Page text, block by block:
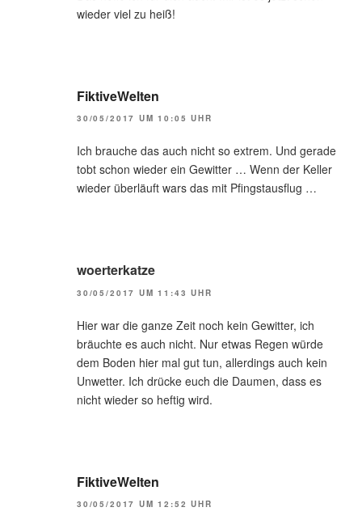
wieder viel zu heiß!
FiktiveWelten
30/05/2017 UM 10:05 UHR
Ich brauche das auch nicht so extrem. Und gerade
tobt schon wieder ein Gewitter … Wenn der Keller
wieder überläuft wars das mit Pfingstausflug …
woerterkatze
30/05/2017 UM 11:43 UHR
Hier war die ganze Zeit noch kein Gewitter, ich
bräuchte es auch nicht. Nur etwas Regen würde
dem Boden hier mal gut tun, allerdings auch kein
Unwetter. Ich drücke euch die Daumen, dass es
nicht wieder so heftig wird.
FiktiveWelten
30/05/2017 UM 12:52 UHR